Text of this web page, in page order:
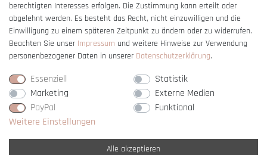
Vertrag widerrufen
berechtigten Interesses erfolgen. Die Zustimmung kann erteilt oder
abgelehnt werden. Es besteht das Recht, nicht einzuwilligen und die
Einwilligung zu einem späteren Zeitpunkt zu ändern oder zu widerrufen.
Beachten Sie unser Impressum und weitere Hinweise zur Verwendung
personenbezogener Daten in unserer Daten­schutz­erklärung.
Essenziell
Statistik
Marketing
Externe Medien
PayPal
Funktional
Weitere Einstellungen
Alle akzeptieren